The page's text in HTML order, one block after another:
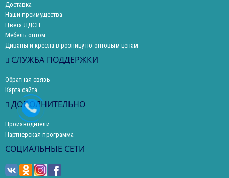
Доставка
Наши преимущества
Цвета ЛДСП
Мебель оптом
Диваны и кресла в розницу по оптовым ценам
СЛУЖБА ПОДДЕРЖКИ
Обратная связь
Карта сайта
ДОПОЛНИТЕЛЬНО
Производители
Партнерская программа
СОЦИАЛЬНЫЕ СЕТИ